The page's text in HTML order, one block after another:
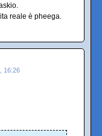
reale è pheega.
16:26